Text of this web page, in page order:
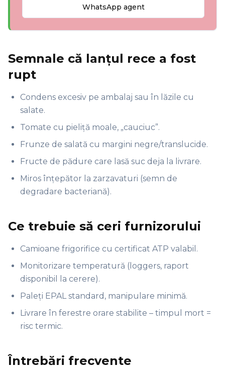
WhatsApp agent
Semnale că lanțul rece a fost
rupt
Condens excesiv pe ambalaj sau în lăzile cu
salate.
Tomate cu pieliță moale, „cauciuc”.
Frunze de salată cu margini negre/translucide.
Fructe de pădure care lasă suc deja la livrare.
Miros înțepător la zarzavaturi (semn de
degradare bacteriană).
Ce trebuie să ceri furnizorului
Camioane frigorifice cu certificat ATP valabil.
Monitorizare temperatură (loggers, raport
disponibil la cerere).
Paleți EPAL standard, manipulare minimă.
Livrare în ferestre orare stabilite – timpul mort =
risc termic.
Întrebări frecvente